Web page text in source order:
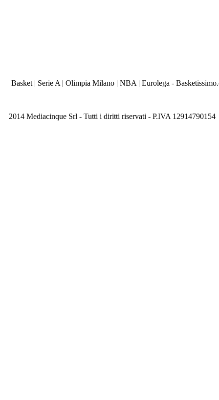
Basket | Serie A | Olimpia Milano | NBA | Eurolega -
2014 Mediacinque Srl - Tutti i diritti riservati - P.IVA 12914790154